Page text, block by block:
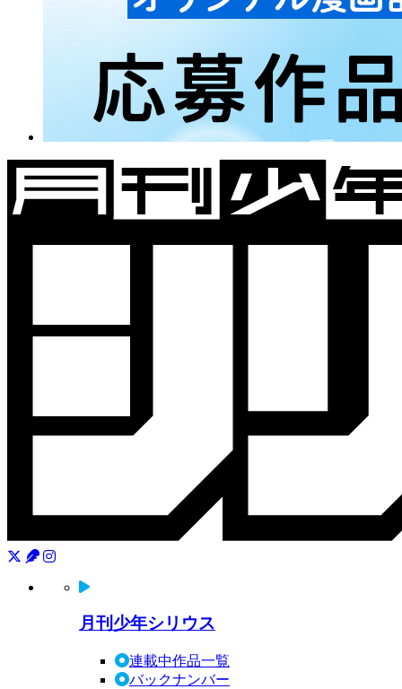
月刊少年シリウス
連載中作品一覧
バックナンバー